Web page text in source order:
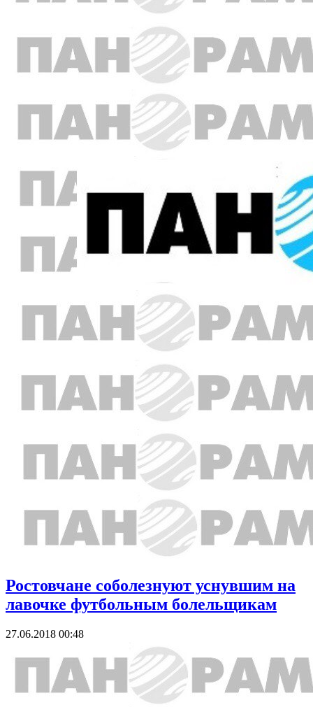
Ростовчане соболезнуют уснувшим на
лавочке футбольным болельщикам
27.06.2018 00:48